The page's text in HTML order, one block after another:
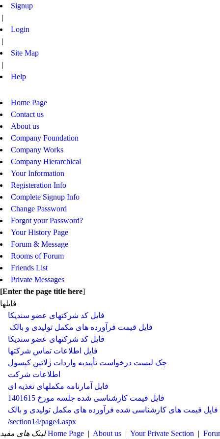
Signup
|
Login
|
Site Map
|
Help
Home Page
Contact us
About us
Company Foundation
Company Works
Company Hierarchical
Your Information
Registeration Info
Complete Signup Info
Change Password
Forgot your Password?
Your History Page
Forum & Message
Rooms of Forum
Friends List
Private Messages
[Enter the page title here]
فایلها
فایل کد شرکتهای عضو سندیکا
فایل قیمت فرآورده های مکمل تولیدی و بالک
فایل کد شرکتهای عضو سندیکا
فایل اطلاعات تماس شرکتها
چک لیست درخواست تأییدیه واردات ژلاتین کپسول
اطلاعات شرکت
فایل آمارنامه مکملهای تغذیه ای
فایل قیمت کارشناسی شده جلسه مورخ 1401615
فایل قیمت های کارشناسی شده فرآورده های مکمل تولیدی و بالک
/section14/page4.aspx
لینک های مفید Home Page | About us | Your Private Section |